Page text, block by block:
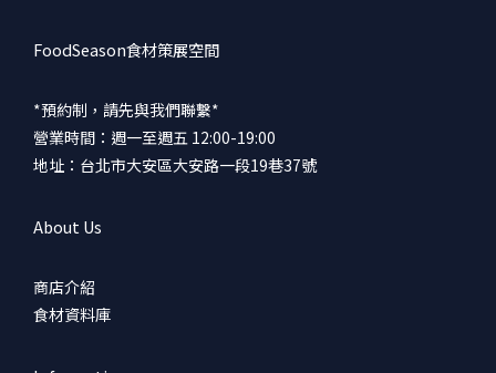
FoodSeason食材策展空間
*預約制，請先與我們聯繫*
營業時間：週一至週五 12:00-19:00
地址：台北市大安區大安路一段19巷37號
About Us
商店介紹
食材資料庫